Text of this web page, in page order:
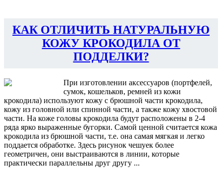
КАК ОТЛИЧИТЬ НАТУРАЛЬНУЮ
КОЖУ КРОКОДИЛА ОТ
ПОДДЕЛКИ?
При изготовлении аксессуаров (портфелей,
сумок, кошельков, ремней из кожи
крокодила) используют кожу с брюшной части крокодила,
кожу из головной или спинной части, а также кожу хвостовой
части. На коже головы крокодила будут расположены в 2-4
ряда ярко выраженные бугорки. Самой ценной считается кожа
крокодила из брюшной части, т.е. она самая мягкая и легко
поддается обработке. Здесь рисунок чешуек более
геометричен, они выстраиваются в линии, которые
практически параллельны друг другу ...